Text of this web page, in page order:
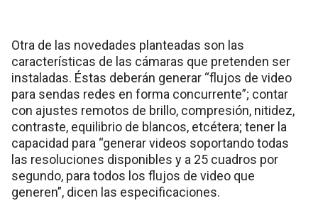
Otra de las novedades planteadas son las
características de las cámaras que pretenden ser
instaladas. Éstas deberán generar “flujos de video
para sendas redes en forma concurrente”; contar
con ajustes remotos de brillo, compresión, nitidez,
contraste, equilibrio de blancos, etcétera; tener la
capacidad para “generar videos soportando todas
las resoluciones disponibles y a 25 cuadros por
segundo, para todos los flujos de video que
generen”, dicen las especificaciones.